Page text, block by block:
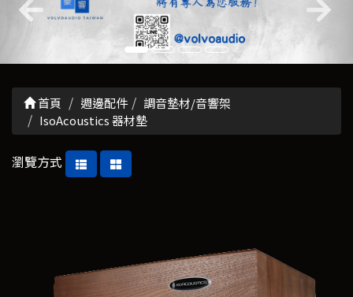
首頁 週邊配件
調音墊材/音響架
IsoAcoustics 器材墊
瀏覽方式